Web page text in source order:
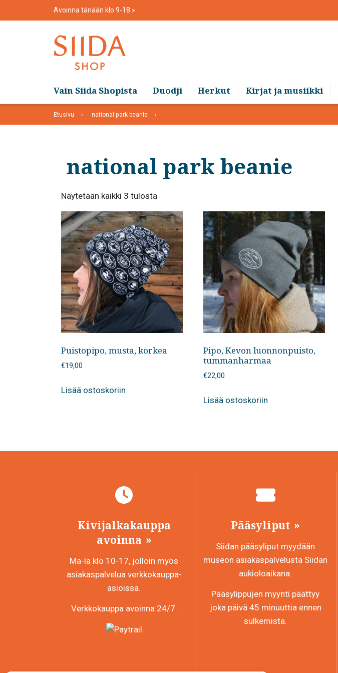
Avoinna tänään klo 9-18
Vain Siida Shopista Duodji Herkut Kirjat ja musiikki
Etusivu national park beanie
national park beanie
Näytetään kaikki 3 tulosta
ensin
Puistopipo, musta, korkea
€19,00
Lisää ostoskoriin
Pipo, Kevon luonnonpuisto,
tummanharmaa
€22,00
Lisää ostoskoriin
Kivijalkakauppa
avoinna
Ma-la klo 10-17, jolloin myös
asiakaspalvelua verkkokauppa-
asioissa.
Verkkokauppa avoinna 24/7.
Pääsyliput
Siidan pääsyliput myydään
museon asiakaspalvelusta Siidan
aukioloaikana.
Pääsylippujen myynti päättyy
joka päivä 45 minuuttia ennen
sulkemista.